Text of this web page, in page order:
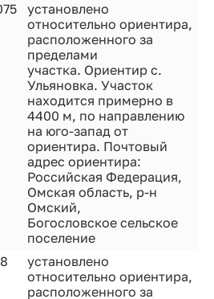
установлено
относительно ориентира,
расположенного за
пределами
участка. Ориентир с.
Ульяновка. Участок
находится примерно в
4400 м, по направлению
на юго-запад от
ориентира. Почтовый
адрес ориентира:
Российская Федерация,
Омская область, р-н
Омский,
Богословское сельское
поселение
установлено
относительно ориентира,
расположенного за